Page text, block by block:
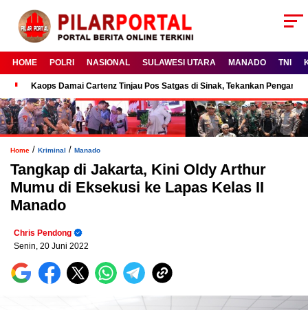
HOME POLRI NASIONAL SULAWESI UTARA MANADO TNI
Kaops Damai Cartenz Tinjau Pos Satgas di Sinak, Tekankan
Home / Kriminal / Manado
Tangkap di Jakarta, Kini Oldy Arthur
Mumu di Eksekusi ke Lapas Kelas II
Manado
Chris Pendong
Senin, 20 Juni 2022